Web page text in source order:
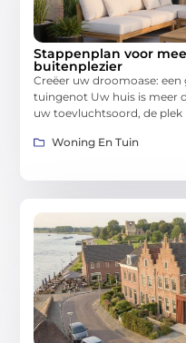
Stappenplan voor
buitenplezier
Creëer uw droomoase:
tuingenot Uw huis is meer
uw toevluchtsoord, de plek
Woning En Tuin